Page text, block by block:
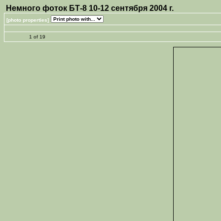
Немного фоток БТ-8 10-12 сентября 2004 г.
[photo properties]
1 of 19